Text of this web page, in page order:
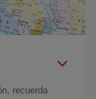
recuerda